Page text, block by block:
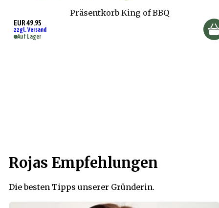
Präsentkorb King of BBQ
EUR 49.95
zzgl. Versand
Auf Lager
Rojas Empfehlungen
Die besten Tipps unserer Gründerin.